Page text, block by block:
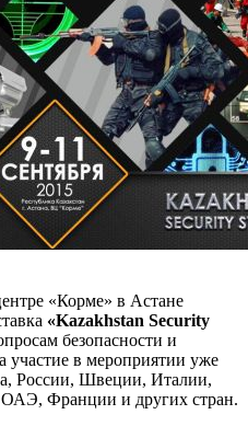
«Корме» в Астане
«Kazakhstan Security
безопасности и
участие в мероприятии уже
России, Швеции, Италии,
Франции и других стран.